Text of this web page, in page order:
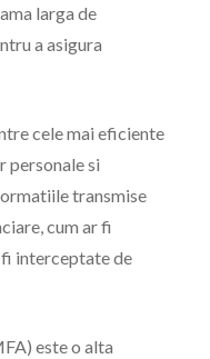
larga de
a asigura
cele mai eficiente
personale si
transmise
cum ar fi
interceptate de
este o alta